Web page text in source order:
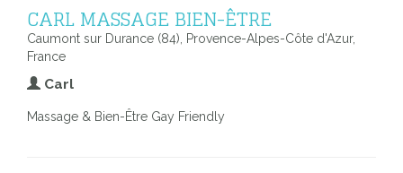
CARL MASSAGE BIEN-ÊTRE
Caumont sur Durance (84), Provence-Alpes-Côte d'Azur,
France
Carl
Massage & Bien-Être Gay Friendly